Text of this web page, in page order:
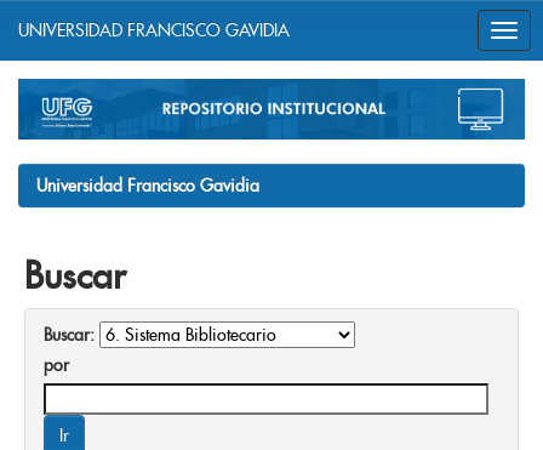
navigation
UNIVERSIDAD FRANCISCO GAVIDIA
Universidad Francisco Gavidia
Buscar
Buscar:
por